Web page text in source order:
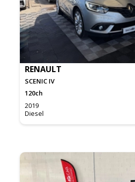
RENAULT
SCENIC IV
120ch
2019
Diesel